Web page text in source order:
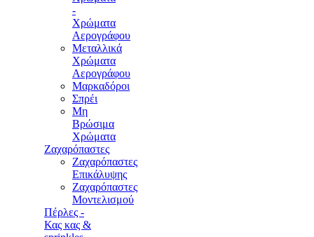
-
Χρώματα
Αερογράφου
Μεταλλικά
Χρώματα
Αερογράφου
Μαρκαδόροι
Σπρέι
Μη
Βρώσιμα
Χρώματα
Ζαχαρόπαστες
Ζαχαρόπαστες
Επικάλυψης
Ζαχαρόπαστες
Μοντελισμού
Πέρλες -
Κας κας &